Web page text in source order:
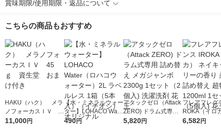
賞味期限/使用期限・返品について
こちらの商品もおすすめ
HAKU（ハク） メラ
ノフォーカスＩＶ 4
5ｇ 資生堂 おまけ
11,000円
【水・ミネラルウォー
ター】LOHACO Wate
r（ロハコウォータ
490円
アタックゼロ（Attack
ZERO) ドラム式専用
詰め替え メガジャン
5,820円
フレアフレグ
ROKA（イロ
イキッドリリ
6,582円